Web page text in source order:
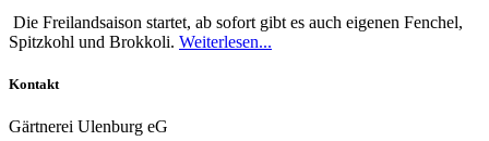
Die Freilandsaison startet, ab sofort gibt es auch eigenen Fenchel,
Spitzkohl und Brokkoli. Weiterlesen...
Kontakt
Gärtnerei Ulenburg eG